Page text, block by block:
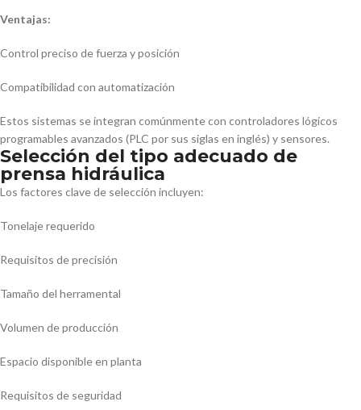
Ventajas:
Control preciso de fuerza y posición
Compatibilidad con automatización
Estos sistemas se integran comúnmente con controladores lógicos
programables avanzados (PLC por sus siglas en inglés) y sensores.
Selección del tipo adecuado de
prensa hidráulica
Los factores clave de selección incluyen:
Tonelaje requerido
Requisitos de precisión
Tamaño del herramental
Volumen de producción
Espacio disponible en planta
Requisitos de seguridad